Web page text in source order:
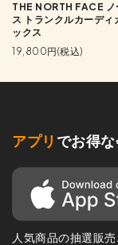
THE NORTH FACE ノ
ス トランクルカーディ
ックス
19,800円(税込)
アプリ でお得
人気商品の抽選販